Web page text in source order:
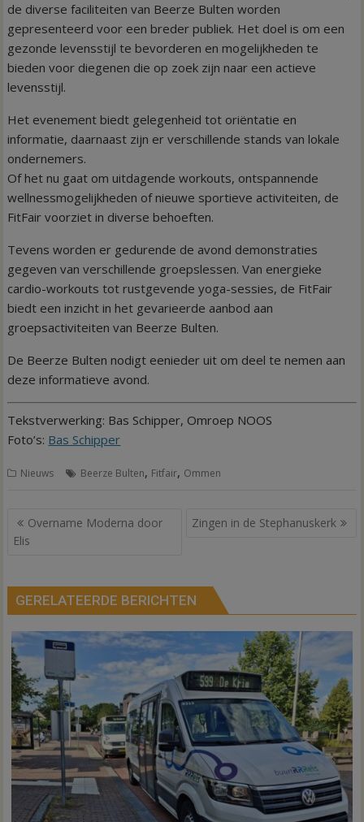
de diverse faciliteiten van Beerze Bulten worden
gepresenteerd voor een breder publiek. Het doel is om een
gezonde levensstijl te bevorderen en mogelijkheden te
bieden voor diegenen die op zoek zijn naar een actieve
levensstijl.
Het evenement biedt gelegenheid tot oriëntatie en
informatie, daarnaast zijn er verschillende stands van lokale
ondernemers.
Of het nu gaat om uitdagende workouts, ontspannende
wellnessmogelijkheden of nieuwe sportieve activiteiten, de
FitFair voorziet in diverse behoeften.
Tevens worden er gedurende de avond demonstraties
gegeven van verschillende groepslessen. Van energieke
cardio-workouts tot rustgevende yoga-sessies, de FitFair
biedt een inzicht in het gevarieerde aanbod aan
groepsactiviteiten van Beerze Bulten.
De Beerze Bulten nodigt eenieder uit om deel te nemen aan
deze informatieve avond.
Tekstverwerking: Bas Schipper, Omroep NOOS
Foto’s: Bas Schipper
Nieuws Beerze Bulten, Fitfair, Ommen
Bericht
navigatie
Overname Moderna door
Elis
Zingen in de Stephanuskerk
GERELATEERDE BERICHTEN